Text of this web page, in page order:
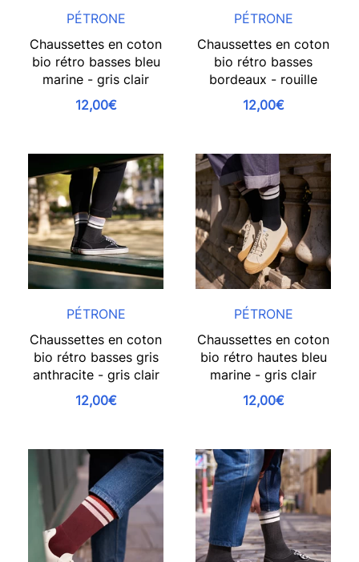
PÉTRONE
Chaussettes en coton
bio rétro basses bleu
marine - gris clair
12,00€
PÉTRONE
Chaussettes en coton
bio rétro basses
bordeaux - rouille
12,00€
PÉTRONE
Chaussettes en coton
bio rétro basses gris
anthracite - gris clair
12,00€
PÉTRONE
Chaussettes en coton
bio rétro hautes bleu
marine - gris clair
12,00€